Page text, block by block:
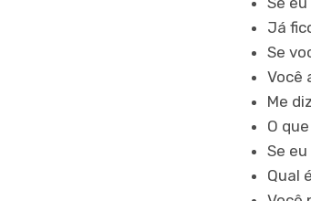
Já
Se
Você
Me
O
Se
Qual